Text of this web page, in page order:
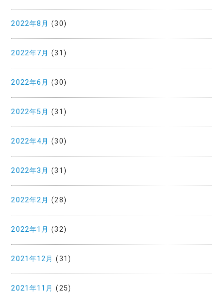
2022年8月 (30)
2022年7月 (31)
2022年6月 (30)
2022年5月 (31)
2022年4月 (30)
2022年3月 (31)
2022年2月 (28)
2022年1月 (32)
2021年12月 (31)
2021年11月 (25)